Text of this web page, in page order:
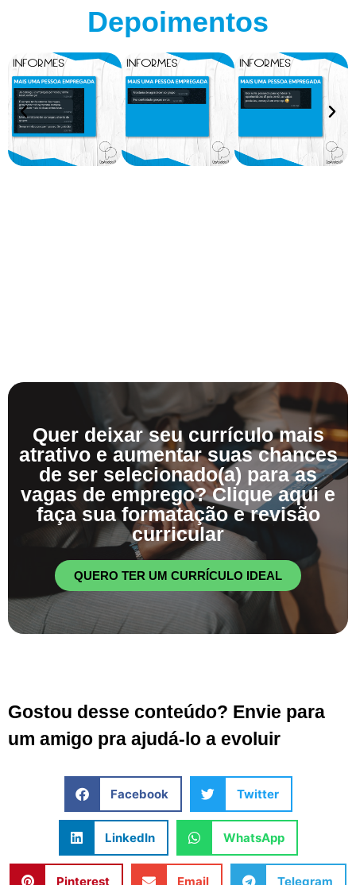
Depoimentos
Quer deixar seu currículo mais
atrativo e aumentar suas chances
de ser selecionado(a) para as
vagas de emprego? Clique aqui e
faça sua formatação e revisão
curricular
QUERO TER UM CURRÍCULO IDEAL
Gostou desse conteúdo? Envie para
um amigo pra ajudá-lo a evoluir
Facebook Twitter
LinkedIn WhatsApp
Pinterest Email Telegram